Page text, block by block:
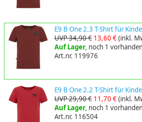
E9 B One 2.3 T-Shirt für
UVP 34,90 € 13,60 €(inkl.
Auf Lager, noch 1 vorhanden
Art.nr. 119976
E9 B One 2.2 T-Shirt für
UVP 29,90 € 11,70 €(inkl.
Auf Lager, noch 1 vorhanden
Art.nr. 116504